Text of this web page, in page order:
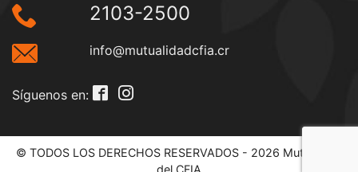
2103-2500
info@mutualidadcfia.cr
Síguenos en:
© TODOS LOS DERECHOS RESERVADOS - 2026 Mutualidad
del CFIA